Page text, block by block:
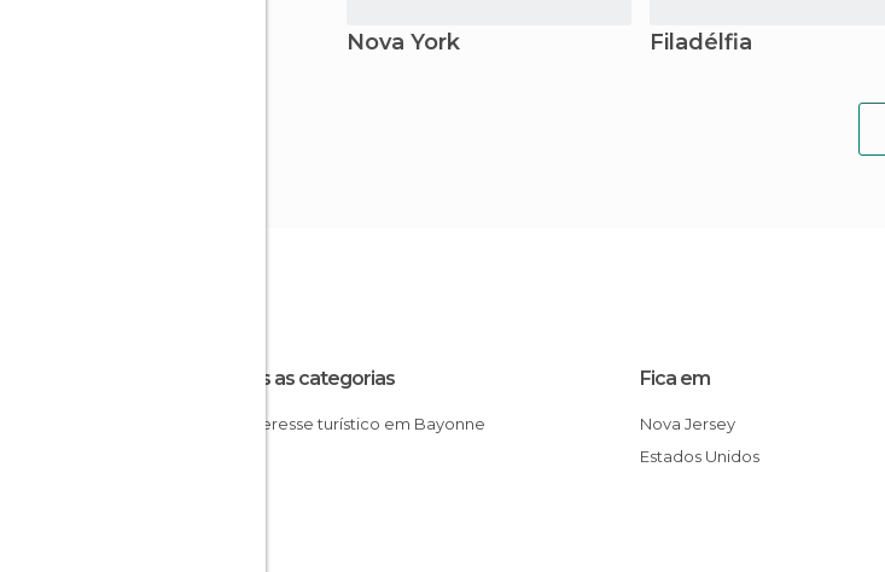
Nova York Filadélfia
Todas as categorias
De interesse turístico em Bayonne
Fica em
Nova Jersey
Estados Unidos